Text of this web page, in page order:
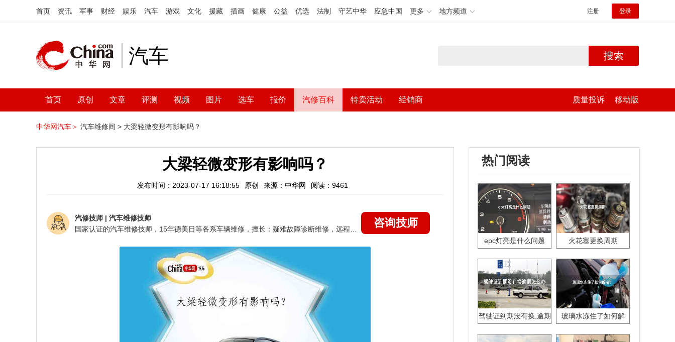
首页 资讯 军事 财经 娱乐 汽车 游戏 文化 援藏 插画 健康 公益 优选 法制 守艺中华 应急中国 更多 地方频道 注册 登录
汽车 搜索
首页 原创 文章 评测 视频 图片 选车 报价 汽修百科 特卖活动 经销商 质量投诉 移动版
中华网汽车＞ 汽车维修间 > 大梁轻微变形有影响吗？
大梁轻微变形有影响吗？
发布时间：2023-07-17 16:18:55 原创 来源：中华网 阅读：9461
汽修技师 | 汽车维修技师
咨询技师
热门阅读
epc灯亮是什么问题 火花塞更换周期
驾驶证到期没有换,逾期
玻璃水冻住了如何解